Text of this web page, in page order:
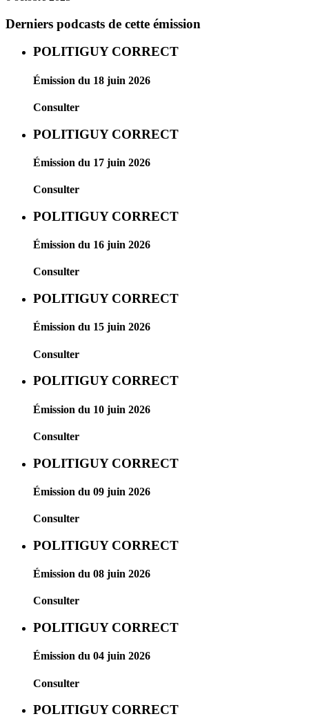
Derniers podcasts de cette émission
POLITIGUY CORRECT
Émission du 18 juin 2026
Consulter
POLITIGUY CORRECT
Émission du 17 juin 2026
Consulter
POLITIGUY CORRECT
Émission du 16 juin 2026
Consulter
POLITIGUY CORRECT
Émission du 15 juin 2026
Consulter
POLITIGUY CORRECT
Émission du 10 juin 2026
Consulter
POLITIGUY CORRECT
Émission du 09 juin 2026
Consulter
POLITIGUY CORRECT
Émission du 08 juin 2026
Consulter
POLITIGUY CORRECT
Émission du 04 juin 2026
Consulter
POLITIGUY CORRECT